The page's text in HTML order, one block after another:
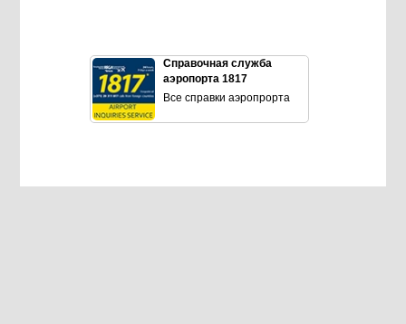
Справочная служба
аэропорта 1817
Все справки аэропрорта